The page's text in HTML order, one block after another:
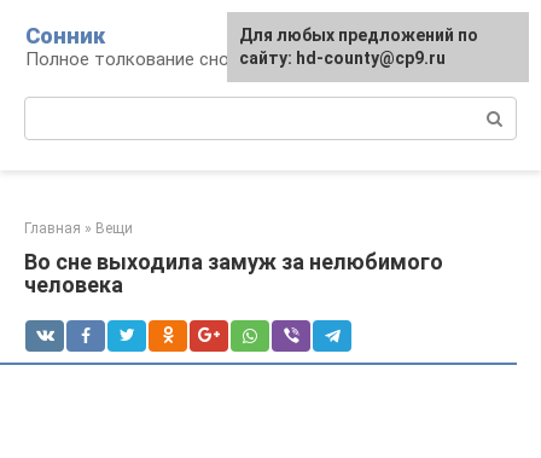
контенту
Сонник
Полное толкование снов
Главная » Вещи
Во сне выходила замуж за нелюбимого
человека
Для любых предложений по
сайту: hd-county@cp9.ru